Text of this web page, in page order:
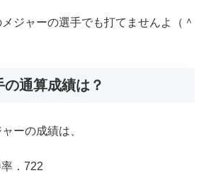
ジャーの選手でも打てませんよ（＾
通算成績は？
ーの成績は、
．722